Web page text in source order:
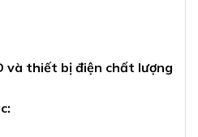
và thiết bị điện chất lượng